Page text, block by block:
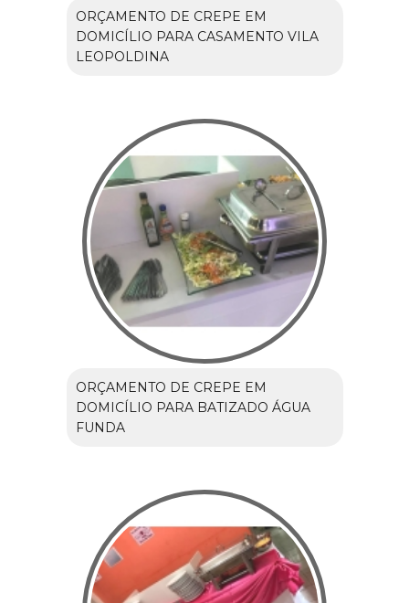
ORÇAMENTO DE CREPE EM
DOMICÍLIO PARA CASAMENTO VILA
LEOPOLDINA
ORÇAMENTO DE CREPE EM
DOMICÍLIO PARA BATIZADO ÁGUA
FUNDA